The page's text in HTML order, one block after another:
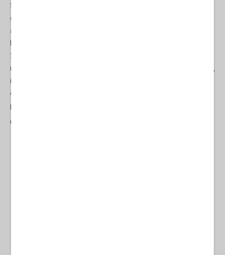
Sono il passaggio obbligato dall’estremo Oriente all’Europa. Tutti
guardano politicamente, linguisticamente e confessionalmente
ad Ankara. Alla quale guarda anche la Repubblica Turca di Cipro
2009 sono l’OTS, l’Organizzazione degli Stati Turcofoni, una
realtà dotata di immense risorse naturali, soprattutto energetiche,
internazionalmente sempre più assertiva e influente, dotata di
capillari infrastrutture, in parte risalenti all’epoca sovietica, in
parte creazione cinese.
Cambia il paradigma geopolitico in Asia Centrale